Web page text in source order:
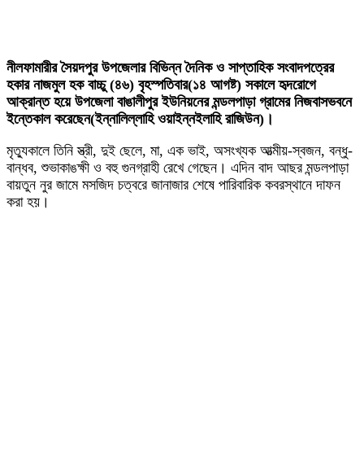
নীলফামারীর সৈয়দপুর উপজেলার বিভিন্ন দৈনিক ও সাপ্তাহিক সংবাদপত্রের
হকার নাজমুল হক বাচ্চু (৪৬) বৃহস্পতিবার(১৪ আগষ্ট) সকালে হৃদরোগে
আক্রান্ত হয়ে উপজেলা বাঙালীপুর ইউনিয়নের মন্ডলপাড়া গ্রামের নিজবাসভবনে
ইন্তেকাল করেছেন(ইন্নালিল্লাহি ওয়াইন্নইলাহি রাজিউন)।
মৃত্যুকালে তিনি স্ত্রী, দুই ছেলে, মা, এক ভাই, অসংখ্যক আত্মীয়-স্বজন, বন্ধু-
বান্ধব, শুভাকাঙক্ষী ও বহু গুনগ্রাহী রেখে গেছেন। এদিন বাদ আছর মন্ডলপাড়া
বায়তুন নুর জামে মসজিদ চত্বরে জানাজার শেষে পারিবারিক কবরস্থানে দাফন
করা হয়।